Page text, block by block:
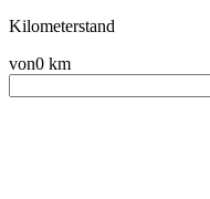
Kilometerstand
von0 km